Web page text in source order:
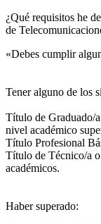
¿Qué requisitos he
de
«Debes cumplir
Tener alguno de los
Título de Graduado/
nivel académico
Título Profesional
Título de Técnico/a
académicos.
Haber superado: